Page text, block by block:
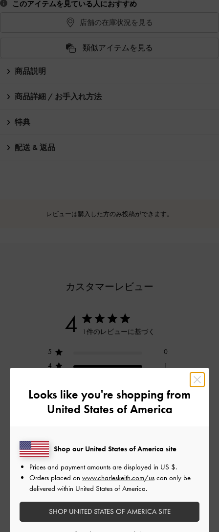
このアイテムを見ている人におすすめ
店舗の在庫状況を見る
類似アイテムを見る
商品説明
商品詳細 / お手入れ方法
特典
配送 & 返品
レビューは購入した方のみ投稿ができます。
カスタマーレビュー
4 1件のレビューに基づく
5
0
4
1
2
0
1
0
レビューを書く
デザイン
Looks like you're shopping from
United States of America
Shop our United States of America site
Prices and payment amounts are displayed in US $.
Orders placed on www.charleskeith.com/us can only be
delivered within United States of America.
SHOP UNITED STATES OF AMERICA SITE